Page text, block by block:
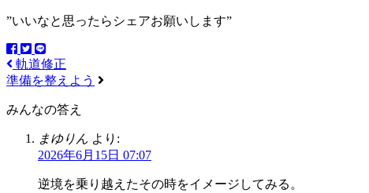
”いいなと思ったらシェアお願いします”
軌道修正
準備を整えよう
みんなの答え
まゆりん より:
2026年6月15日 07:07
逆境を乗り越えたその時をイメージしてみる。